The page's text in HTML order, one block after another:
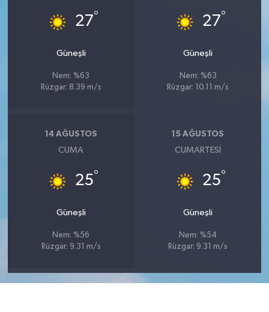
27°
Güneşli
Nem: %63
Rüzgar: 8.39 m/s
27°
Güneşli
Nem: %63
Rüzgar: 10.11 m/s
14 AĞUSTOS
CUMA
25°
Güneşli
Nem: %56
Rüzgar: 9.31 m/s
15 AĞUSTOS
CUMARTESI
25°
Güneşli
Nem: %54
Rüzgar: 9.31 m/s